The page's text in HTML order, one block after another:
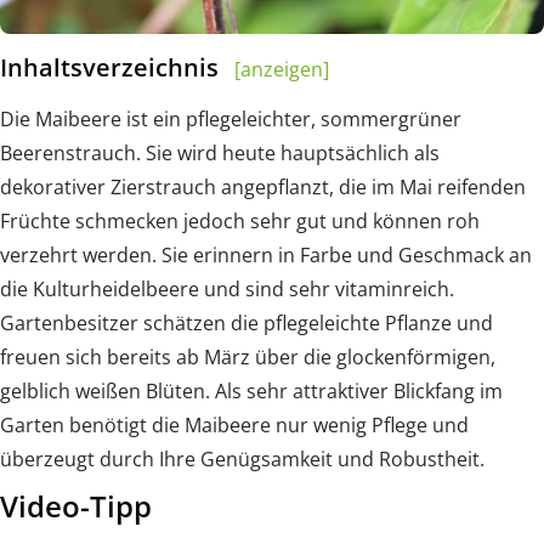
Inhaltsverzeichnis
[anzeigen]
Die Maibeere ist ein pflegeleichter, sommergrüner
Beerenstrauch. Sie wird heute hauptsächlich als
dekorativer Zierstrauch angepflanzt, die im Mai reifenden
Früchte schmecken jedoch sehr gut und können roh
verzehrt werden. Sie erinnern in Farbe und Geschmack an
die Kulturheidelbeere und sind sehr vitaminreich.
Gartenbesitzer schätzen die pflegeleichte Pflanze und
freuen sich bereits ab März über die glockenförmigen,
gelblich weißen Blüten. Als sehr attraktiver Blickfang im
Garten benötigt die Maibeere nur wenig Pflege und
überzeugt durch Ihre Genügsamkeit und Robustheit.
Video-Tipp